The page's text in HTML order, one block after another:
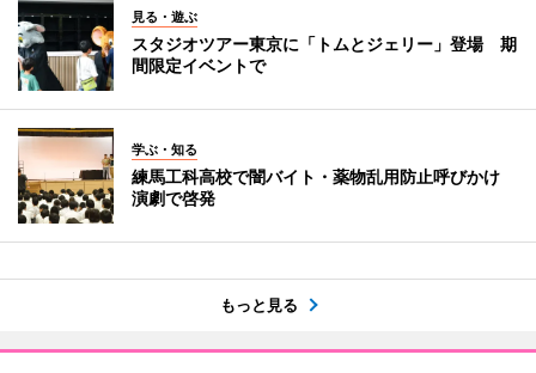
見る・遊ぶ
スタジオツアー東京に「トムとジェリー」登場 期
間限定イベントで
学ぶ・知る
練馬工科高校で闇バイト・薬物乱用防止呼びかけ
演劇で啓発
もっと見る